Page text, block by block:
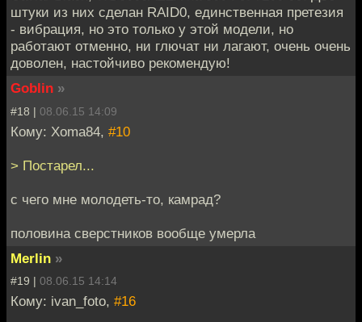
штуки из них сделан RAID0, единственная претезия
- вибрация, но это только у этой модели, но
работают отменно, ни глючат ни лагают, очень очень
доволен, настойчиво рекомендую!
Goblin »
#18 | 08.06.15 14:09
Кому: Xoma84, #10
> Постарел...
с чего мне молодеть-то, камрад?
половина сверстников вообще умерла
Merlin »
#19 | 08.06.15 14:14
Кому: ivan_foto, #16